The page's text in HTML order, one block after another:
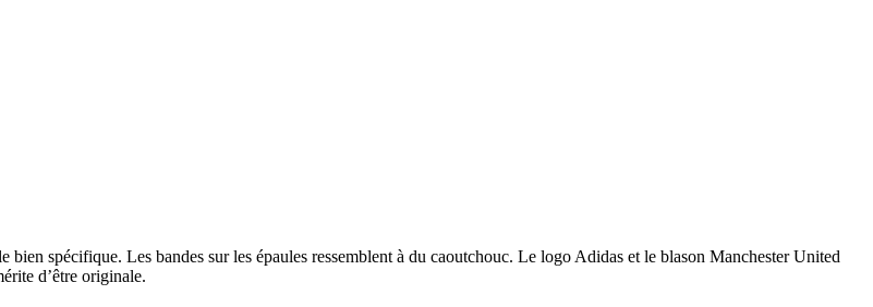
spécifique. Les bandes sur les épaules ressemblent à du caoutchouc. Le logo Adidas et le blason Manchester United
d’être originale.